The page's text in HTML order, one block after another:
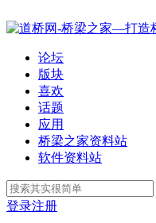
论坛
版块
喜欢
话题
应用
桥梁之家资料站
软件资料站
登录注册